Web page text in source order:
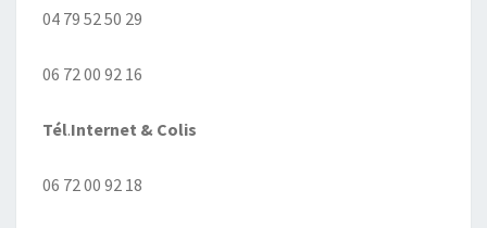
04 79 52 50 29
06 72 00 92 16
Tél.Internet & Colis
06 72 00 92 18